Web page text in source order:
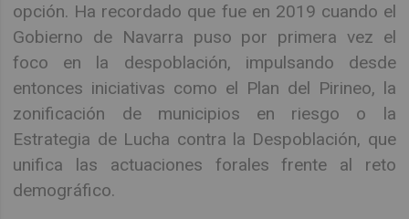
opción. Ha recordado que fue en 2019 cuando el
Gobierno de Navarra puso por primera vez el
foco en la despoblación, impulsando desde
entonces iniciativas como el Plan del Pirineo, la
zonificación de municipios en riesgo o la
Estrategia de Lucha contra la Despoblación, que
unifica las actuaciones forales frente al reto
demográfico.